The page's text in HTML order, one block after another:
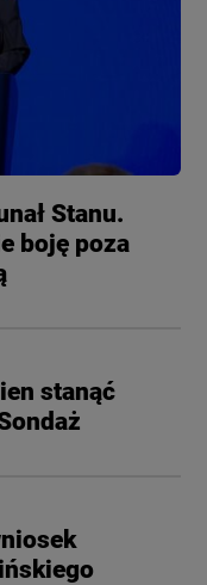
Stanu.
boję poza
stanąć